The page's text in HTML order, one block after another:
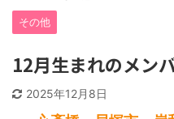
その他
12月生まれのメン
2025年12月8日